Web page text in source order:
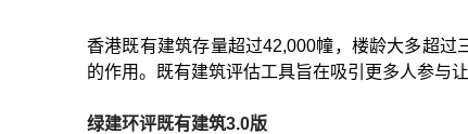
香港既有建筑存量超过42,000幢，楼龄大多超
的作用。既有建筑评估工具旨在吸引更多人参与
绿建环评既有建筑3.0版